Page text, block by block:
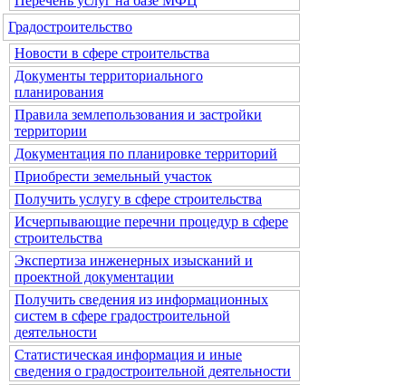
Градостроительство
Новости в сфере строительства
Документы территориального
планирования
Правила землепользования и застройки
территории
Документация по планировке территорий
Приобрести земельный участок
Получить услугу в сфере строительства
Исчерпывающие перечни процедур в сфере
строительства
Экспертиза инженерных изысканий и
проектной документации
Получить сведения из информационных
систем в сфере градостроительной
деятельности
Статистическая информация и иные
сведения о градостроительной деятельности